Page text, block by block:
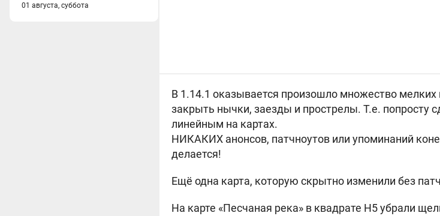
01 августа, суббота
В 1.14.1 оказывается произошло множество мелких
закрыть нычки, заезды и прострелы. Т.е. попросту
линейным на картах.
НИКАКИХ анонсов, патчноутов или упоминаний
делается!
Ещё одна карта, которую скрытно изменили без
На карте «Песчаная река» в квадрате H5 убрали